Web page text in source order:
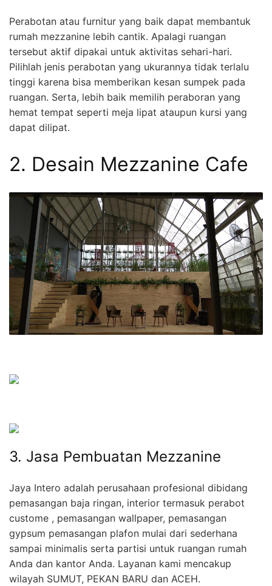
Perabotan atau furnitur yang baik dapat membantuk
rumah mezzanine lebih cantik. Apalagi ruangan
tersebut aktif dipakai untuk aktivitas sehari-hari.
Pilihlah jenis perabotan yang ukurannya tidak terlalu
tinggi karena bisa memberikan kesan sumpek pada
ruangan. Serta, lebih baik memilih peraboran yang
hemat tempat seperti meja lipat ataupun kursi yang
dapat dilipat.
2. Desain Mezzanine Cafe
3. Jasa Pembuatan Mezzanine
Jaya Intero adalah perusahaan profesional dibidang
pemasangan baja ringan, interior termasuk perabot
custome , pemasangan wallpaper, pemasangan
gypsum pemasangan plafon mulai dari sederhana
sampai minimalis serta partisi untuk ruangan rumah
Anda dan kantor Anda. Layanan kami mencakup
wilayah SUMUT, PEKAN BARU dan ACEH.